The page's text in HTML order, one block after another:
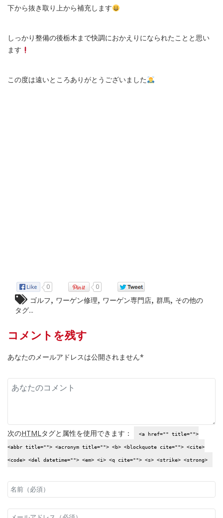
下から抜き取り上から補充します
しっかり整備の後栃木まで快調におかえりになられたことと思い
ます
この度は遠いところありがとうございました
0 0
ゴルフ ワーゲン修理 ワーゲン専門店 群馬 その他の
タグ...
コメントを残す
あなたのメールアドレスは公開されません*
次のHTML タグと属性を使用できます： <a href="" title="">
<abbr title=""> <acronym title=""> <b> <blockquote cite=""> <cite>
<code> <del datetime=""> <em> <i> <q cite=""> <s> <strike> <strong>